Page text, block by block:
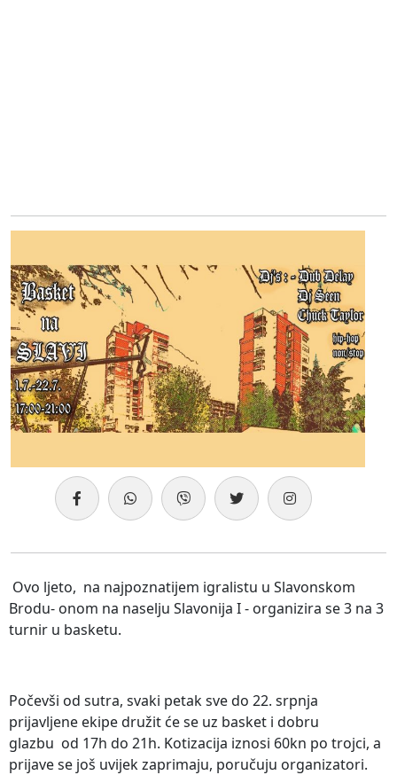
Ovo ljeto, na najpoznatijem igralistu u Slavonskom
Brodu- onom na naselju Slavonija I - organizira se 3 na 3
turnir u basketu.
Počevši od sutra, svaki petak sve do 22. srpnja
prijavljene ekipe družit će se uz basket i dobru
glazbu od 17h do 21h. Kotizacija iznosi 60kn po trojci, a
prijave se još uvijek zaprimaju, poručuju organizatori.